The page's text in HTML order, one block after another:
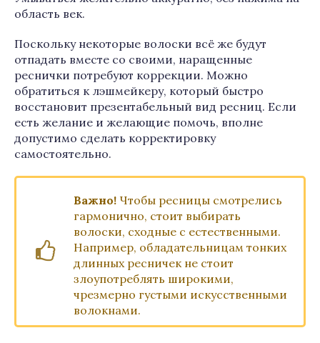
область век.
Поскольку некоторые волоски всё же будут
отпадать вместе со своими, наращенные
реснички потребуют коррекции. Можно
обратиться к лэшмейкеру, который быстро
восстановит презентабельный вид ресниц. Если
есть желание и желающие помочь, вполне
допустимо сделать корректировку
самостоятельно.
Важно! Чтобы ресницы смотрелись
гармонично, стоит выбирать
волоски, сходные с естественными.
Например, обладательницам тонких
длинных ресничек не стоит
злоупотреблять широкими,
чрезмерно густыми искусственными
волокнами.